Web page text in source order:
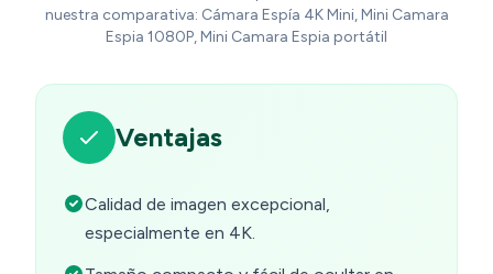
nuestra comparativa: Cámara Espía 4K Mini, Mini Camara
Espia 1080P, Mini Camara Espia portátil
Ventajas
Calidad de imagen excepcional,
especialmente en 4K.